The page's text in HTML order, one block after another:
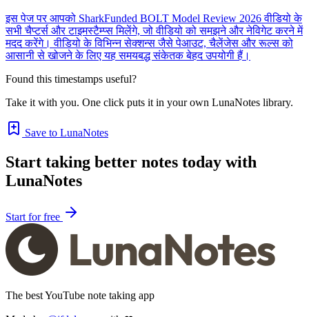
इस पेज पर आपको SharkFunded BOLT Model Review 2026 वीडियो के
सभी चैप्टर्स और टाइमस्टैम्प्स मिलेंगे, जो वीडियो को समझने और नेविगेट करने में
मदद करेंगे। वीडियो के विभिन्न सेक्शन्स जैसे पेआउट, चैलेंजेस और रूल्स को
आसानी से खोजने के लिए यह समयबद्ध संकेतक बेहद उपयोगी हैं।
Found this timestamps useful?
Take it with you. One click puts it in your own LunaNotes library.
Save to LunaNotes
Start taking better notes today with
LunaNotes
Start for free
The best YouTube note taking app